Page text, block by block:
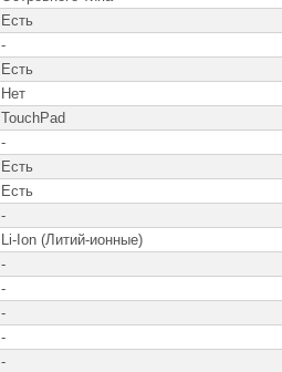
Есть
-
Есть
Нет
TouchPad
-
Есть
Есть
-
Li-Ion (Литий-ионные)
-
-
-
-
-